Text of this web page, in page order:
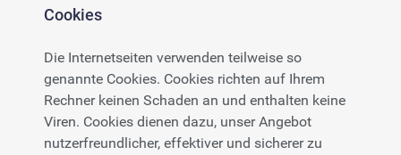
Cookies
Die Internetseiten verwenden teilweise so
genannte Cookies. Cookies richten auf Ihrem
Rechner keinen Schaden an und enthalten keine
Viren. Cookies dienen dazu, unser Angebot
nutzerfreundlicher, effektiver und sicherer zu